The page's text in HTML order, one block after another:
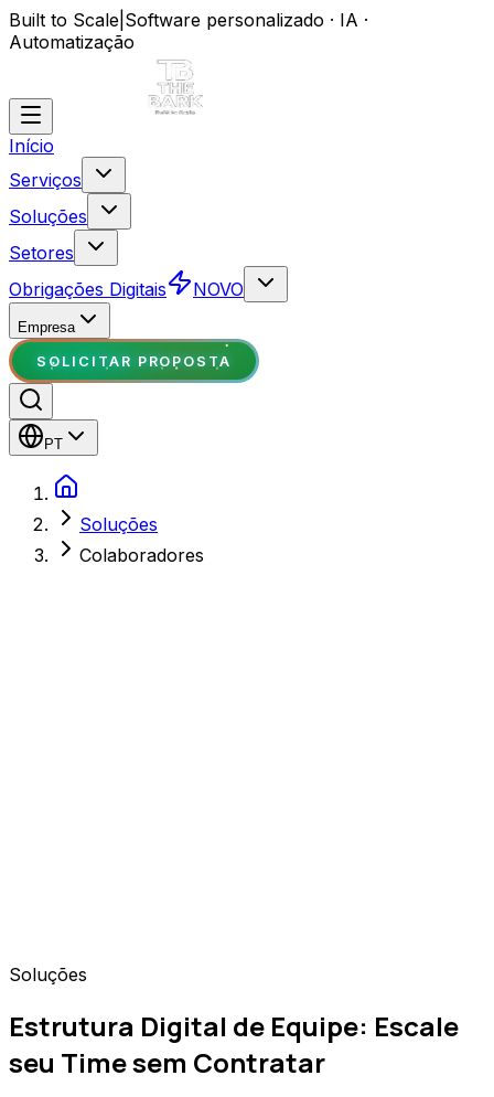
Built to Scale Software personalizado · IA ·
Automatização
Início
Serviços
Soluções
Setores
Obrigações Digitais
NOVO
Empresa
SOLICITAR PROPOSTA
PT
Soluções
Colaboradores
Soluções
Estrutura Digital de Equipe: Escale
seu Time sem Contratar